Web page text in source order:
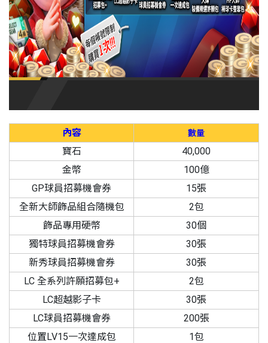
內容 數量
寶石
40,000
金幣
100億
GP球員招募機會券
15張
全新大師飾品組合隨機包
2包
飾品專用硬幣
30個
獨特球員招募機會券
30張
新秀球員招募機會券
30張
LC 全系列許願招募包+
2包
LC超越影子卡
30張
LC球員招募機會券
200張
位置LV15一次達成包
1包